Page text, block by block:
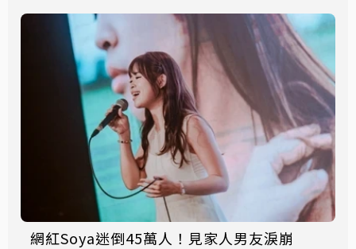
網紅Soya迷倒45萬人！見家人男友淚崩